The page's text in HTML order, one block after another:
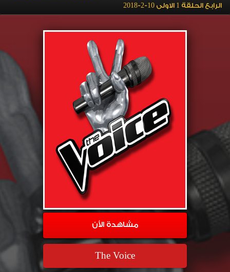
الرابع الحلقة 1 الاولى 10-2-2018
مشاهدة الأن
The Voice